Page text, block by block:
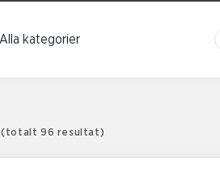
(totalt 96 resultat)